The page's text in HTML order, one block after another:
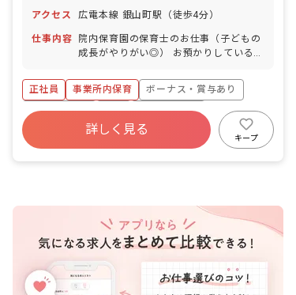
日
アクセス 広電本線 銀山町駅（徒歩4分）
仕事内容
院内保育園の保育士のお仕事（子どもの
成長がやりがい◎） お預かりしている子
食事・睡眠・排泄・清潔・衣類の着脱等
・集団生活を通じた社会性の装着 ・行事
の計画・実行、お知らせの作成
正社員 事業所内保育
ボーナス・賞与あり
社会保険完備
有給
福利厚生充実
昇給昇進あり
産休育休制度
詳しく見る
キープ